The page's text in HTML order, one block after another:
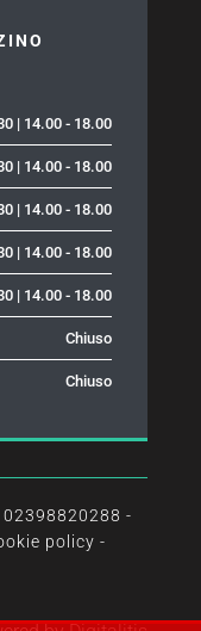
| 14.00 - 18.00
| 14.00 - 18.00
| 14.00 - 18.00
| 14.00 - 18.00
| 14.00 - 18.00
Chiuso
Chiuso
02398820288 -
policy -